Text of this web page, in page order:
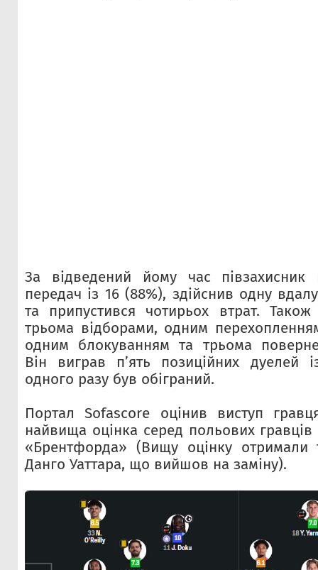
За відведений йому час півзахисник
передач із 16 (88%), здійснив одну
та припустився чотирьох втрат. Також
трьома відборами, одним
одним блокуванням та трьома
Він виграв п’ять позиційних дуелей
одного разу був обіграний.
Портал Sofascore оцінив виступ
найвища оцінка серед польових гравців
«Брентфорда» (Вищу оцінку отримали
Данго Уаттара, що вийшов на заміну).